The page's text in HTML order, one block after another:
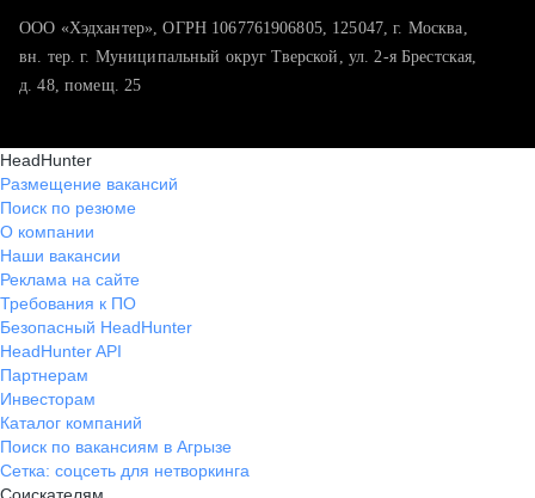
ООО «Хэдхантер», ОГРН 1067761906805, 125047, г. Москва,
вн. тер. г. Муниципальный округ Тверской, ул. 2-я Брестская,
д. 48, помещ. 25
HeadHunter
Размещение вакансий
Поиск по резюме
О компании
Наши вакансии
Реклама на сайте
Требования к ПО
Безопасный HeadHunter
HeadHunter API
Партнерам
Инвесторам
Каталог компаний
Поиск по вакансиям в Агрызе
Сетка: соцсеть для нетворкинга